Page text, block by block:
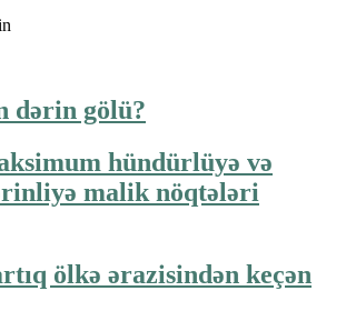
dərin gölü?
hündürlüyə və
malik nöqtələri
ölkə ərazisindən keçən